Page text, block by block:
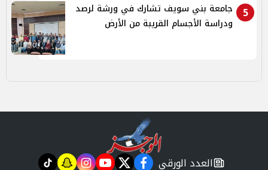
5
جامعة بني سويف تشارك في ورشة لرصد
ودراسة الأجسام القريبة من الأرض
العدد الورقي